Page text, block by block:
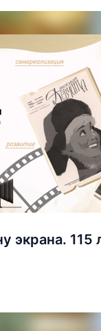
экрана. 115